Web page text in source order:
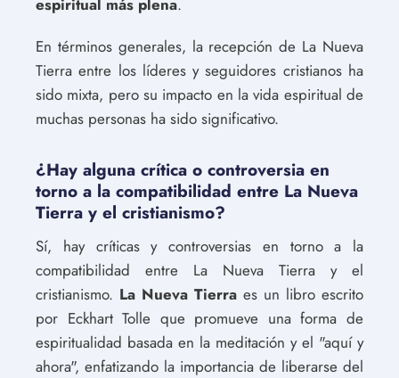
espiritual más plena.
En términos generales, la recepción de La Nueva
Tierra entre los líderes y seguidores cristianos ha
sido mixta, pero su impacto en la vida espiritual de
muchas personas ha sido significativo.
¿Hay alguna crítica o controversia en
torno a la compatibilidad entre La Nueva
Tierra y el cristianismo?
Sí, hay críticas y controversias en torno a la
compatibilidad entre La Nueva Tierra y el
cristianismo. La Nueva Tierra es un libro escrito
por Eckhart Tolle que promueve una forma de
espiritualidad basada en la meditación y el "aquí y
ahora", enfatizando la importancia de liberarse del